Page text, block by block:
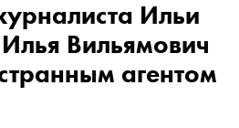
Ильи
Вильямович
агентом